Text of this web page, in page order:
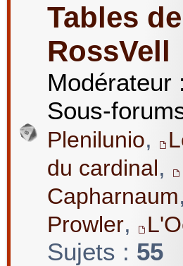
Tables de
RossVell
Modérateur :
Sous-
Plenilunio,
du cardinal,
Capharnaum,
Prowler,
Sujets : 55